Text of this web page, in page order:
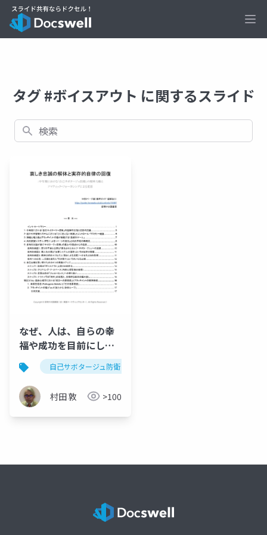
タグ #ボイスアウト に関するスライド
検索
なぜ、人は、自らの幸
福や成功を目前にし
て、それを自ら破壊し
てしまうのか：哀しき
忠誠の解体と実存的自
律の回復
自己サボタージュ防衛
村田 敦 >100